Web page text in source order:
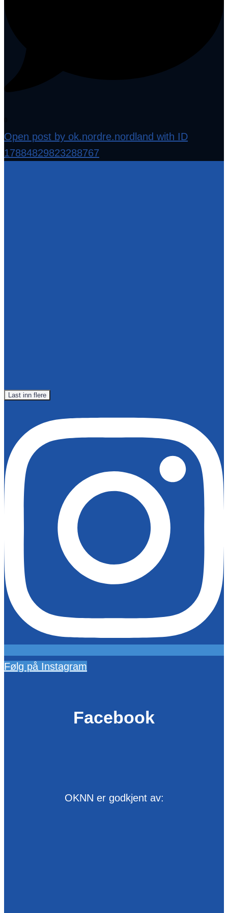
0
Open post by ok.nordre.nordland with ID
17884829823288767
Last inn flere
Følg på Instagram
Facebook
OKNN er godkjent av: